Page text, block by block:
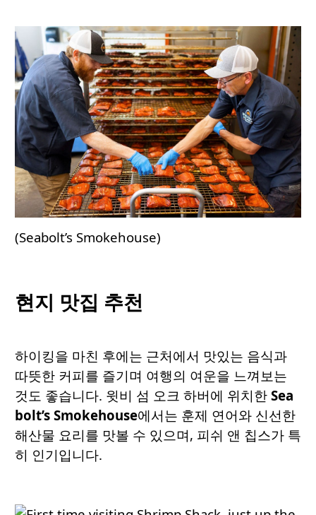
(Seabolt’s Smokehouse)
현지 맛집 추천
하이킹을 마친 후에는 근처에서 맛있는 음식과
따뜻한 커피를 즐기며 여행의 여운을 느껴보는
것도 좋습니다. 윗비 섬 오크 하버에 위치한 Sea
bolt’s Smokehouse에서는 훈제 연어와 신선한
해산물 요리를 맛볼 수 있으며, 피쉬 앤 칩스가 특
히 인기입니다.